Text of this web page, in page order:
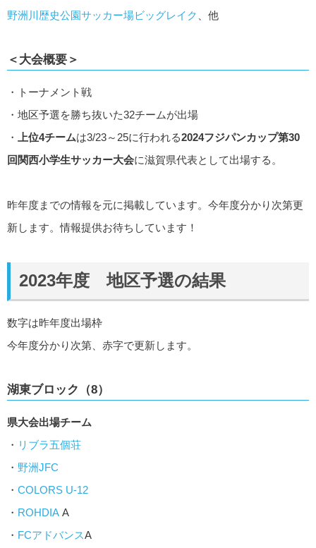
野洲川歴史公園サッカー場ビッグレイク 、他
＜大会概要＞
・トーナメント戦
・地区予選を勝ち抜いた32チームが出場
・
上位4チームは3/23～25に行われる2024フジパンカップ第30
回関西小学生サッカー大会に滋賀県代表として出場する。
昨年度までの情報を元に掲載しています。今年度分かり次第更
新します。情報提供お待ちしています！
2023年度 地区予選の結果
数字は昨年度出場枠
今年度分かり次第、赤字で更新します。
湖東ブロック（8）
県大会出場チーム
・ リブラ五個荘
・ 野洲JFC
・ COLORS U-12
・ ROHDIA A
・ FCアドバンスA